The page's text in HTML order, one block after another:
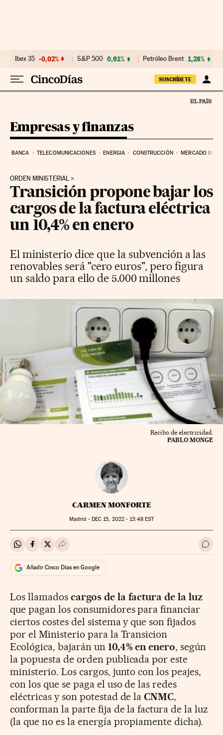
Ibex 35 -0,02% S&P 500 0,61% Petróleo Brent 1,28%
SUSCRÍBETE
Empresas y finanzas
BANCA TELECOMUNICACIONES ENERGIA CONSTRUCCIÓN MERCADO
ORDEN MINISTERIAL
Transición propone bajar los
cargos de la factura eléctrica
un 10,4% en enero
El ministerio dice que la subvención a las
renovables será "cero euros", pero figura
un saldo para ello de 5.000 millones
Recibo de electricidad.
PABLO MONGE
CARMEN MONFORTE
Madrid - DEC 15, 2022 - 13:48EST
Compartir en Whatsapp
Compartir en Facebook
Compartir en Twitter
Desplegar Redes Sociales Ir a
Añadir Cinco Días en Google
Los llamados cargos de la factura de la luz
que pagan los consumidores para financiar
ciertos costes del sistema y que son fijados
por el Ministerio para la Transicion
Ecológica, bajarán un 10,4% en enero, según
la popuesta de orden publicada por este
ministerio. Los cargos, junto con los peajes,
con los que se paga el uso de las redes
eléctricas y son potestad de laCNMC,
conforman la parte fija de la factura de la luz
(la que no es la energía propiamente dicha).